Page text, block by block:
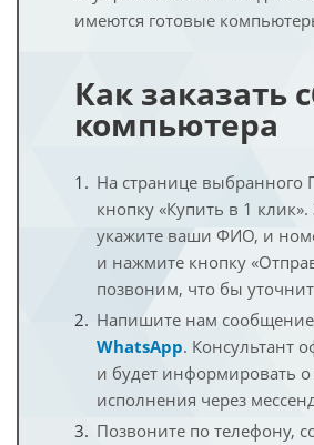
имеются готовые
Как заказать
компьютера
На странице выбранного
кнопку «Купить в 1 клик».
укажите ваши ФИО, и
и нажмите кнопку
позвоним, что бы
Напишите нам сообщение
WhatsApp. Консультант
и будет информировать о
исполнения через
Позвоните по телефону,